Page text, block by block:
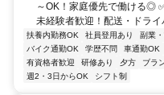
～OK！家庭優先で働ける◎
未経験者歓迎！配送・ドラ
扶養内勤務OK 社員登用あり 副業
バイク通勤OK
学歴不問 車通勤OK
有資格者歓迎
研修あり 夕方 ブラ
週2・3日からOK
シフト制